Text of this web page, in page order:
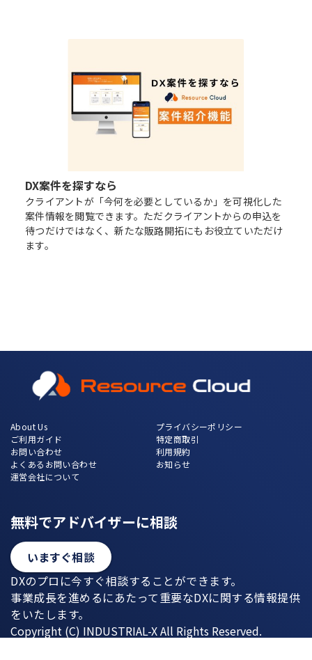
DX案件を探すなら
クライアントが「今何を必要としているか」を可視化した
案件情報を閲覧できます。ただクライアントからの申込を
待つだけではなく、新たな販路開拓にもお役立ていただけ
ます。
About Us
ご利用ガイド
お問い合わせ
よくあるお問い合わせ
運営会社について
プライバシーポリシー
特定商取引
利用規約
お知らせ
無料でアドバイザーに相談
いますぐ相談
DXのプロに今すぐ相談することができます。
事業成長を進めるにあたって重要なDXに関する情報提供
をいたします。
Copyright (C) INDUSTRIAL-X All Rights Reserved.